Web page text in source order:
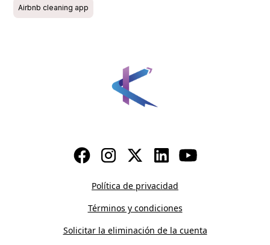
Airbnb cleaning app
Política de privacidad
Términos y condiciones
Solicitar la eliminación de la cuenta